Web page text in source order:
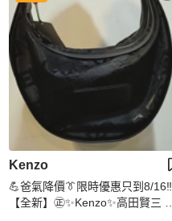
Kenzo
💪爸氣降價👔限時優惠只到8/16‼️
【全新】㊣✨Kenzo✨高田賢三 皮